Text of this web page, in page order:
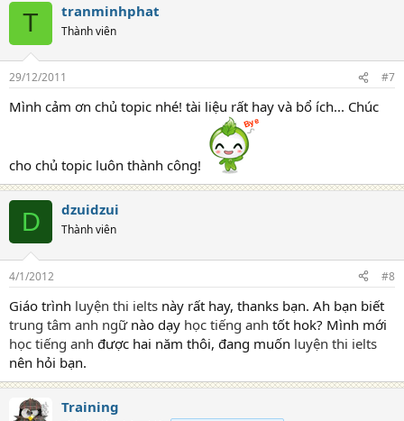
T tranminhphat
Thành viên
29/12/2011 #7
Mình cảm ơn chủ topic nhé! tài liệu rất hay và bổ ích... Chúc
cho chủ topic luôn thành công!
D dzuidzui
Thành viên
4/1/2012 #8
Giáo trình luyện thi ielts này rất hay, thanks bạn. Ah bạn biết
trung tâm anh ngữnào dạy học tiếng anh tốt hok? Mình mới
học tiếng anh được hai năm thôi, đang muốn luyện thi ielts
nên hỏi bạn.
Training